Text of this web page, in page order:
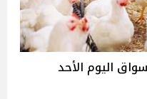
قائمة بأسعار الدواجن في الأسواق‎‎ اليوم الأحد